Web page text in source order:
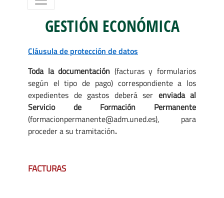
GESTIÓN ECONÓMICA
Cláusula de protección de datos
Toda la documentación (facturas y formularios
según el tipo de pago) correspondiente a los
expedientes de gastos deberá ser enviada al
Servicio de Formación Permanente
(formacionpermanente@adm.uned.es), para
proceder a su tramitación.
FACTURAS